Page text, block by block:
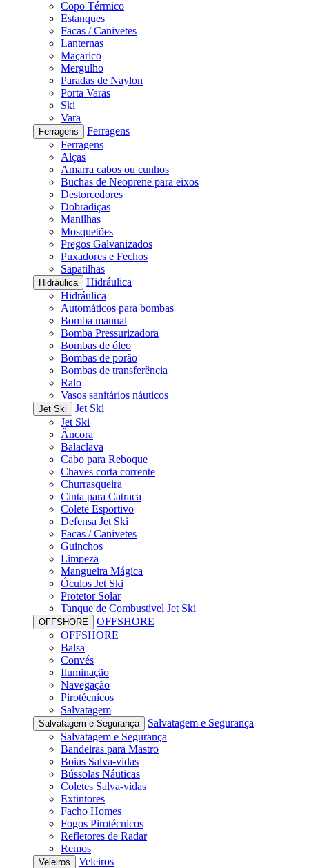
Copo Térmico
Estanques
Facas / Canivetes
Lanternas
Maçarico
Mergulho
Paradas de Naylon
Porta Varas
Ski
Vara
Ferragens
Ferragens
Ferragens
Alças
Amarra cabos ou cunhos
Buchas de Neoprene para eixos
Destorcedores
Dobradiças
Manilhas
Mosquetões
Pregos Galvanizados
Puxadores e Fechos
Sapatilhas
Hidráulica
Hidráulica
Hidráulica
Automáticos para bombas
Bomba manual
Bomba Pressurizadora
Bombas de óleo
Bombas de porão
Bombas de transferência
Ralo
Vasos sanitários náuticos
Jet Ski
Jet Ski
Jet Ski
Âncora
Balaclava
Cabo para Reboque
Chaves corta corrente
Churrasqueira
Cinta para Catraca
Colete Esportivo
Defensa Jet Ski
Facas / Canivetes
Guinchos
Limpeza
Mangueira Mágica
Óculos Jet Ski
Protetor Solar
Tanque de Combustível Jet Ski
OFFSHORE
OFFSHORE
OFFSHORE
Balsa
Convés
Iluminação
Navegação
Pirotécnicos
Salvatagem
Salvatagem e Segurança
Salvatagem e Segurança
Salvatagem e Segurança
Bandeiras para Mastro
Boias Salva-vidas
Bússolas Náuticas
Coletes Salva-vidas
Extintores
Facho Homes
Fogos Pirotécnicos
Refletores de Radar
Remos
Veleiros
Veleiros